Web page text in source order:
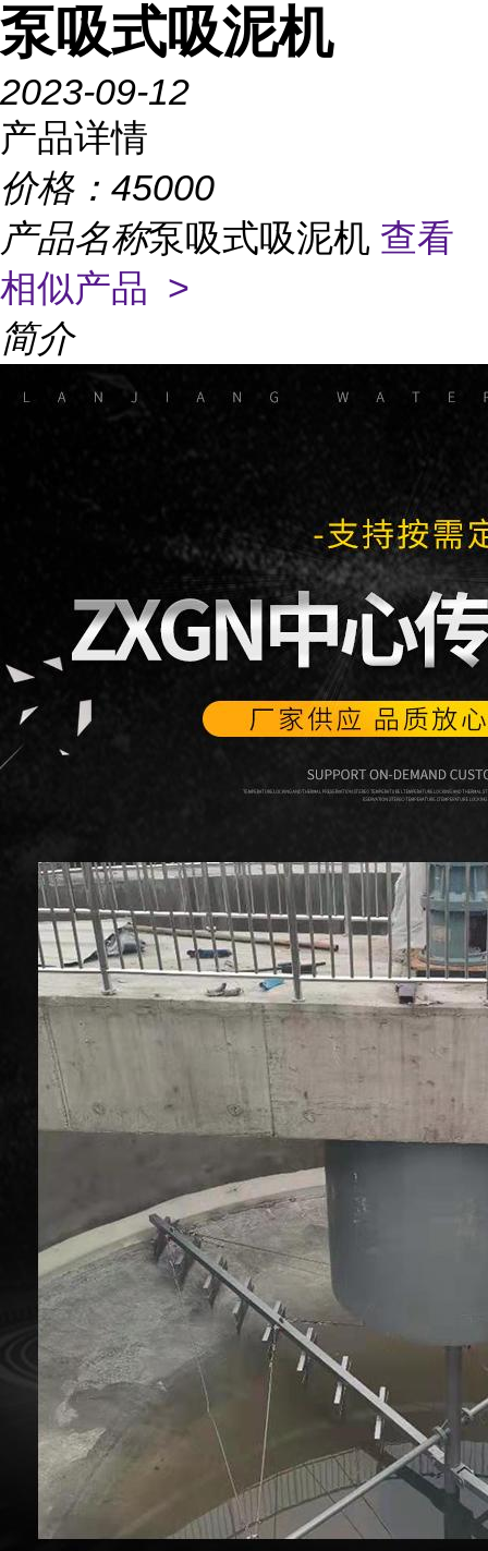
泵吸式吸泥机
2023-09-12
产品详情
价格： 45000
产品名称泵吸式吸泥机 查看
相似产品 >
简介